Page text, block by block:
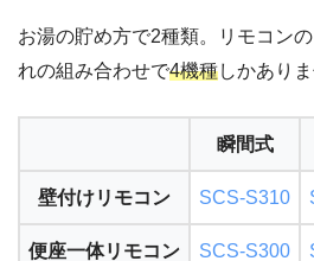
お湯の貯め方で2種類。リモコン
れの組み合わせで4機種しかありま
瞬間式
壁付けリモコン SCS-S310
便座一体リモコン SCS-S300